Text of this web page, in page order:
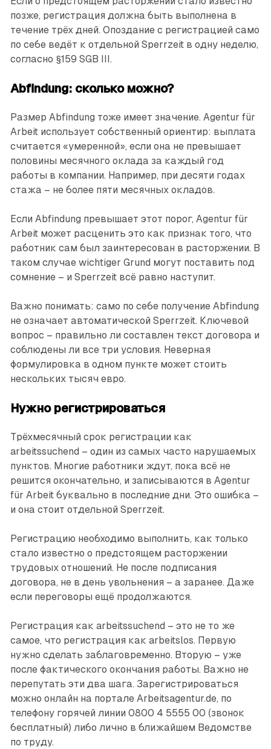
позже, регистрация должна быть выполнена в
течение трёх дней. Опоздание с регистрацией само
по себе ведёт к отдельной Sperrzeit в одну неделю,
согласно §159 SGB III.
Abfindung: сколько можно?
Размер Abfindung тоже имеет значение. Agentur für
Arbeit использует собственный ориентир: выплата
считается «умеренной», если она не превышает
половины месячного оклада за каждый год
работы в компании. Например, при десяти годах
стажа – не более пяти месячных окладов.
Если Abfindung превышает этот порог, Agentur für
Arbeit может расценить это как признак того, что
работник сам был заинтересован в расторжении. В
таком случае wichtiger Grund могут поставить под
сомнение – и Sperrzeit всё равно наступит.
Важно понимать: само по себе получение Abfindung
не означает автоматической Sperrzeit. Ключевой
вопрос – правильно ли составлен текст договора и
соблюдены ли все три условия. Неверная
формулировка в одном пункте может стоить
нескольких тысяч евро.
Нужно регистрироваться
Трёхмесячный срок регистрации как
arbeitssuchend – один из самых часто нарушаемых
пунктов. Многие работники ждут, пока всё не
решится окончательно, и записываются в Agentur
für Arbeit буквально в последние дни. Это ошибка –
и она стоит отдельной Sperrzeit.
Регистрацию необходимо выполнить, как только
стало известно о предстоящем расторжении
трудовых отношений. Не после подписания
договора, не в день увольнения – а заранее. Даже
если переговоры ещё продолжаются.
Регистрация как arbeitssuchend – это не то же
самое, что регистрация как arbeitslos. Первую
нужно сделать заблаговременно. Вторую – уже
после фактического окончания работы. Важно не
перепутать эти два шага. Зарегистрироваться
можно онлайн на портале Arbeitsagentur.de, по
телефону горячей линии 0800 4 5555 00 (звонок
бесплатный) либо лично в ближайшем Ведомстве
по труду.